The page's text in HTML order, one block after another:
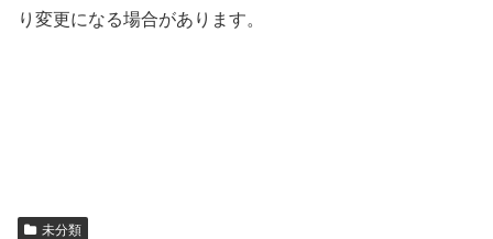
り変更になる場合があります。
未分類